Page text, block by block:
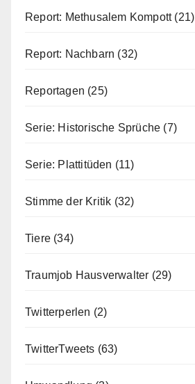
Report: Methusalem Kompott(21)
Report: Nachbarn (32)
Reportagen (25)
Serie: Historische Sprüche (7)
Serie: Plattitüden (11)
Stimme der Kritik (32)
Tiere (34)
Traumjob Hausverwalter (29)
Twitterperlen (2)
TwitterTweets (63)